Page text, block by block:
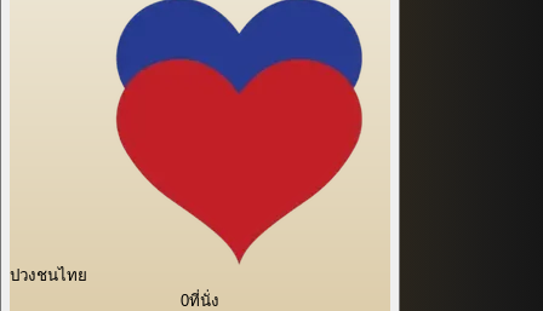
ปวงชนไทย
0ที่นั่ง